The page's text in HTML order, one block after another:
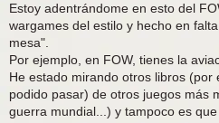
n
s
j
e
Estoy adentrándome en esto del
wargames del estilo y hecho en
mesa".
Por ejemplo, en FOW, tienes la
He estado mirando otros libros (por
podido pasar) de otros juegos más
guerra mundial...) y tampoco es